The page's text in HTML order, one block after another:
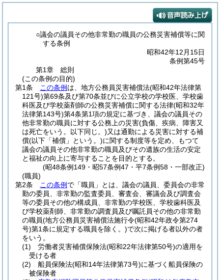
○議会の議員その他非常勤の職員の公務災害補償等に関
する条例
昭和42年12月15日
条例第45号
第1章
総則
(この条例の目的)
第1条
この条例 は、地方公務員災害補償法(昭和42年法律第
121号)第69条及び第70条並びに公立学校の学校医、学校歯
科医及び学校薬剤師の公務災害補償に関する法律(昭和32年
法律第143号)第4条第1項の規定に基づき、議会の議員その
他非常勤の職員に対する公務上の災害(負傷、疾病、障害又
は死亡をいう。以下同じ。)又は通勤による災害に対する補
償(以下「補償」という。)に関する制度等を定め、もつて
議会の議員その他非常勤の職員及びその遺族の生活の安定
と福祉の向上に寄与することを目的とする。
(昭48条例149・昭57条例47・平7条例58・一部改正)
(職員)
第2条
この条例 で「職員」とは、議会の議員、委員会の非常
勤の委員、非常勤の監査委員、審査会、審議会及び調査会
等の委員その他の構成員、非常勤の学校医、学校歯科医及
び学校薬剤師、非常勤の調査員及び嘱託員その他の非常勤
の職員(地方公務員災害補償法施行令(昭和42年政令第274
号)第1条に規定する職員を除く。)で次に掲げる者以外の者
をいう。
(1)
労働者災害補償保険法(昭和22年法律第50号)の適用を
受ける者
(2)
船員保険法(昭和14年法律第73号)に基づく船員保険の
被保険者